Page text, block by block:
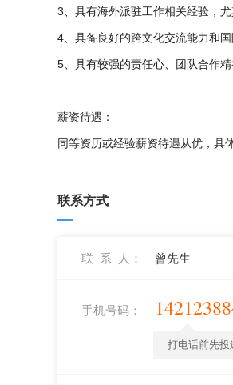
3、具有海外派驻工作相关经验，
4、具备良好的跨文化交流能力和
5、具有较强的责任心、团队合作精
薪资待遇：
同等资历或经验薪资待遇从优，具
联系方式
联 系 人： 曾先生
手机号码：
打电话前先投